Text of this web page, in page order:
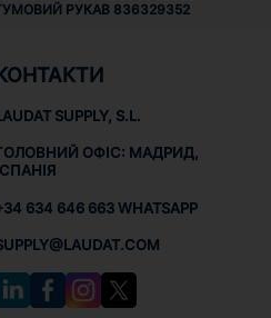
РУКАВ 836329352
КОНТАКТИ
SUPPLY, S.L.
ОФІС: МАДРИД,
634 646 663 WHATSAPP